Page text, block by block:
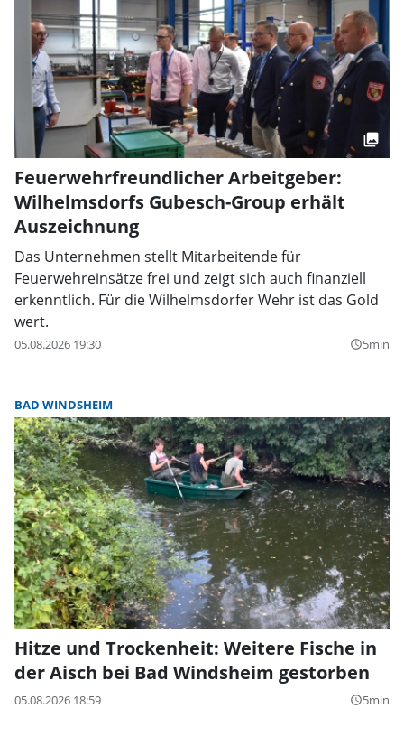
Feuerwehrfreundlicher Arbeitgeber:
Wilhelmsdorfs Gubesch-Group erhält
Auszeichnung
Das Unternehmen stellt Mitarbeitende für
Feuerwehreinsätze frei und zeigt sich auch finanziell
erkenntlich. Für die Wilhelmsdorfer Wehr ist das Gold
wert.
05.08.2026 19:30 query_builder5min
BAD WINDSHEIM
Hitze und Trockenheit: Weitere Fische in
der Aisch bei Bad Windsheim gestorben
05.08.2026 18:59 query_builder5min